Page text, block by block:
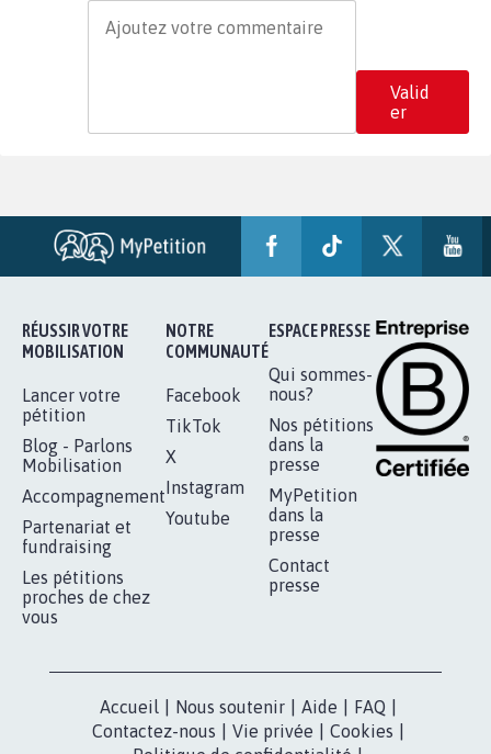
Valid
er
RÉUSSIR VOTRE
MOBILISATION
Lancer votre
pétition
Blog - Parlons
Mobilisation
Accompagnement
Partenariat et
fundraising
Les pétitions
proches de chez
vous
NOTRE
COMMUNAUTÉ
Facebook
TikTok
X
Instagram
Youtube
ESPACE PRESSE
Qui sommes-
nous?
Nos pétitions
dans la
presse
MyPetition
dans la
presse
Contact
presse
Accueil Nous soutenir Aide FAQ
Contactez-nous
Vie privée Cookies